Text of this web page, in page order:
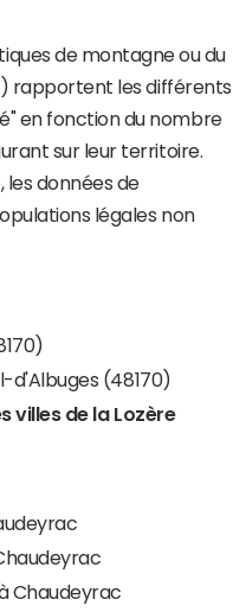
de montagne ou du
rapportent les différents
en fonction du nombre
sur leur territoire.
les données de
légales non
d'Albuges (48170)
villes de la Lozère
Chaudeyrac